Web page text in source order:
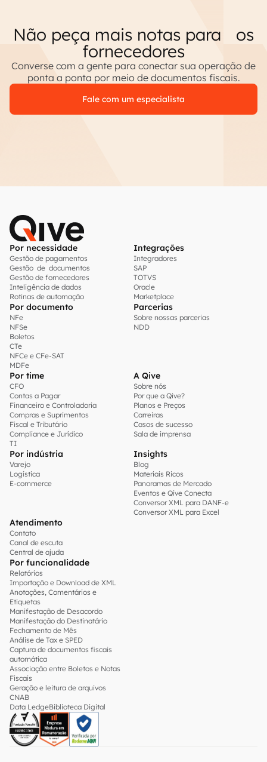
Não peça mais notas para os
fornecedores
Converse com a gente para conectar sua operação de
ponta a ponta por meio de documentos fiscais.
Fale com um especialista
Por necessidade
Gestão de pagamentos
Gestão de documentos
Gestão de fornecedores
Inteligência de dados
Rotinas de automação
Integrações
Integradores
SAP
TOTVS
Oracle
Marketplace
Por documento
NFe
NFSe
Boletos
CTe
NFCe e CFe-SAT
MDFe
Parcerias
Sobre nossas parcerias
NDD
Por time
CFO
Contas a Pagar
Financeiro e Controladoria
Compras e Suprimentos
Fiscal e Tributário
Compliance e Jurídico
TI
A Qive
Sobre nós
Por que a Qive?
Planos e Preços
Carreiras
Casos de sucesso
Sala de imprensa
Por indústria
Varejo
Logística
E-commerce
Insights
Blog
Materiais Ricos
Panoramas de Mercado
Eventos e Qive Conecta
Conversor XML para DANF-e
Conversor XML para Excel
Atendimento
Contato
Canal de escuta
Central de ajuda
Por funcionalidade
Relatórios
Importação e Download de XML
Anotações, Comentários e
Etiquetas
Manifestação de Desacordo
Manifestação do Destinatário
Fechamento de Mês
Análise de Tax e SPED
Captura de documentos fiscais
automática
Associação entre Boletos e Notas
Fiscais
Geração e leitura de arquivos
CNAB
Data LedgeBiblioteca Digital